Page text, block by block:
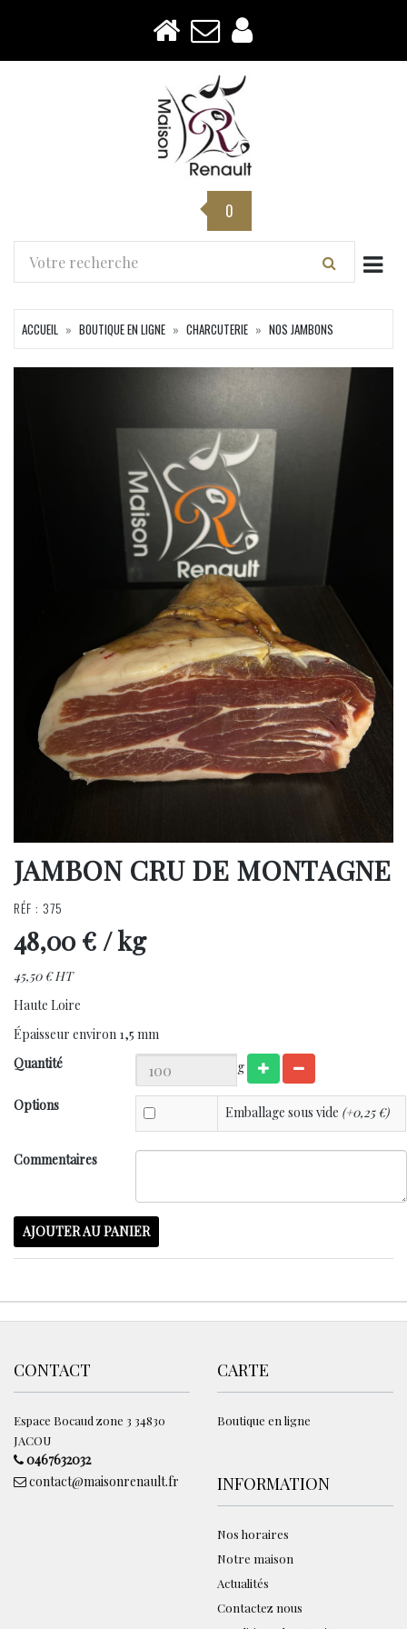
0
ACCUEIL BOUTIQUE EN LIGNE CHARCUTERIE NOS JAMBONS
JAMBON CRU DE MONTAGNE
RÉF : 375
48,00 € / kg
45,50 € HT
Haute Loire
Épaisseur environ 1,5 mm
Quantité
g
Options Emballage sous vide (+0,25 €)
Commentaires
AJOUTER AU PANIER
CONTACT
Espace Bocaud zone 3 34830
JACOU
0467632032
contact@maisonrenault.fr
CARTE
Boutique en ligne
INFORMATION
Nos horaires
Notre maison
Actualités
Contactez nous